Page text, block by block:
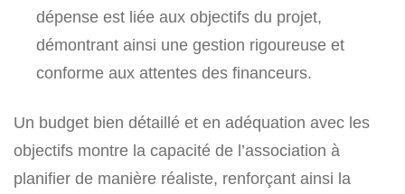
dépense est liée aux objectifs du projet,
démontrant ainsi une gestion rigoureuse et
conforme aux attentes des financeurs.
Un budget bien détaillé et en adéquation avec les
objectifs montre la capacité de l’association à
planifier de manière réaliste, renforçant ainsi la